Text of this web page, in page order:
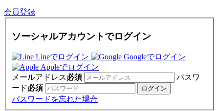
会員登録
ソーシャルアカウントでログイン
Lineでログイン
Googleでログイン
Appleでログイン
メールアドレス必須
パスワ
ード必須
パスワードを忘れた場合